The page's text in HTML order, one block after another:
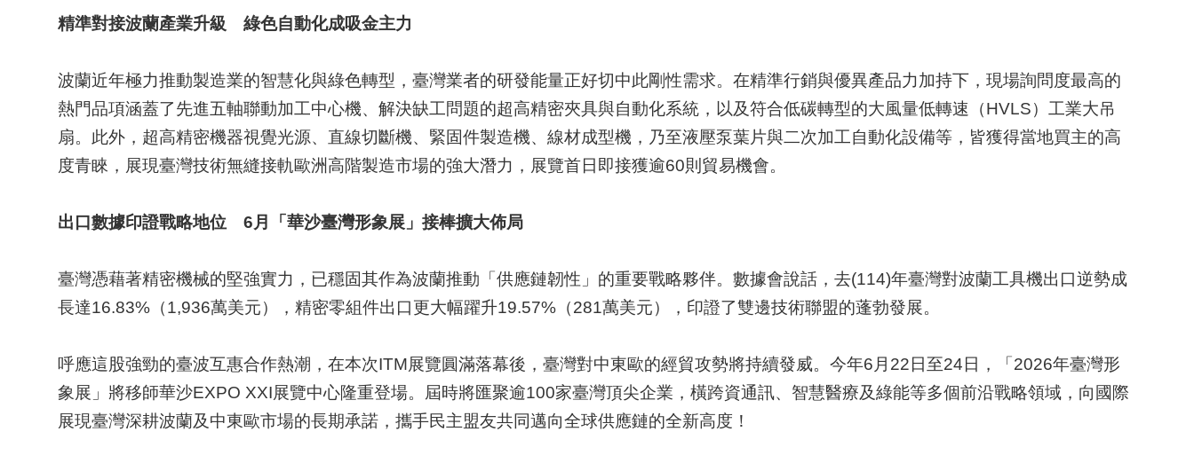
精準對接波蘭產業升級 綠色自動化成吸金主力
波蘭近年極力推動製造業的智慧化與綠色轉型，臺灣業者的研發能量正好切中此剛性需求。在精準行銷與優異產品力加持下，現場詢問度最高的
熱門品項涵蓋了先進五軸聯動加工中心機、解決缺工問題的超高精密夾具與自動化系統，以及符合低碳轉型的大風量低轉速（HVLS）工業大吊
扇。此外，超高精密機器視覺光源、直線切斷機、緊固件製造機、線材成型機，乃至液壓泵葉片與二次加工自動化設備等，皆獲得當地買主的高
度青睞，展現臺灣技術無縫接軌歐洲高階製造市場的強大潛力，展覽首日即接獲逾60則貿易機會。
出口數據印證戰略地位 6月「華沙臺灣形象展」接棒擴大佈局
臺灣憑藉著精密機械的堅強實力，已穩固其作為波蘭推動「供應鏈韌性」的重要戰略夥伴。數據會說話，去(114)年臺灣對波蘭工具機出口逆勢成
長達16.83%（1,936萬美元），精密零組件出口更大幅躍升19.57%（281萬美元），印證了雙邊技術聯盟的蓬勃發展。
呼應這股強勁的臺波互惠合作熱潮，在本次ITM展覽圓滿落幕後，臺灣對中東歐的經貿攻勢將持續發威。今年6月22日至24日，「2026年臺灣形
象展」將移師華沙EXPO XXI展覽中心隆重登場。屆時將匯聚逾100家臺灣頂尖企業，橫跨資通訊、智慧醫療及綠能等多個前沿戰略領域，向國際
展現臺灣深耕波蘭及中東歐市場的長期承諾，攜手民主盟友共同邁向全球供應鏈的全新高度！